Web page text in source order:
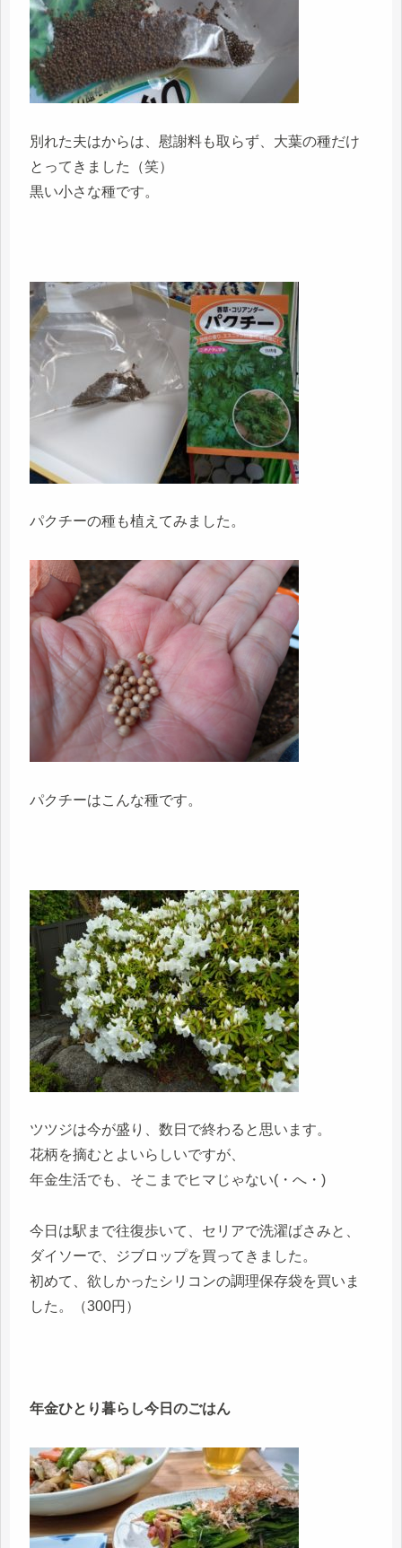
別れた夫はからは、慰謝料も取らず、大葉の種だけ
とってきました（笑）
黒い小さな種です。
パクチーの種も植えてみました。
パクチーはこんな種です。
ツツジは今が盛り、数日で終わると思います。
花柄を摘むとよいらしいですが、
年金生活でも、そこまでヒマじゃない(・へ・)
今日は駅まで往復歩いて、セリアで洗濯ばさみと、
ダイソーで、ジブロップを買ってきました。
初めて、欲しかったシリコンの調理保存袋を買いま
した。（300円）
年金ひとり暮らし今日のごはん